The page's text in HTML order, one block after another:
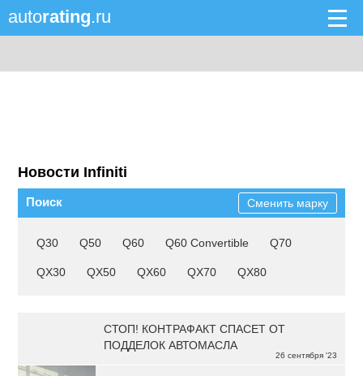
autorating.ru
Новости Infiniti
Поиск Сменить марку
Q30 Q50 Q60 Q60 Convertible Q70
QX30 QX50 QX60 QX70 QX80
26 сентября '23
СТОП! КОНТРАФАКТ СПАСЕТ ОТ
ПОДДЕЛОК АВТОМАСЛА